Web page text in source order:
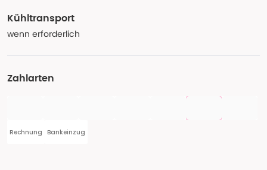
Kühltransport
wenn erforderlich
Zahlarten
Rechnung Bankeinzug